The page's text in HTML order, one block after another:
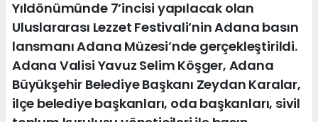
Yıldönümünde 7’incisi yapılacak olan
Uluslararası Lezzet Festivali’nin Adana basın
lansmanı Adana Müzesi’nde gerçekleştirildi.
Adana Valisi Yavuz Selim Köşger, Adana
Büyükşehir Belediye Başkanı Zeydan Karalar,
ilçe belediye başkanları, oda başkanları, sivil